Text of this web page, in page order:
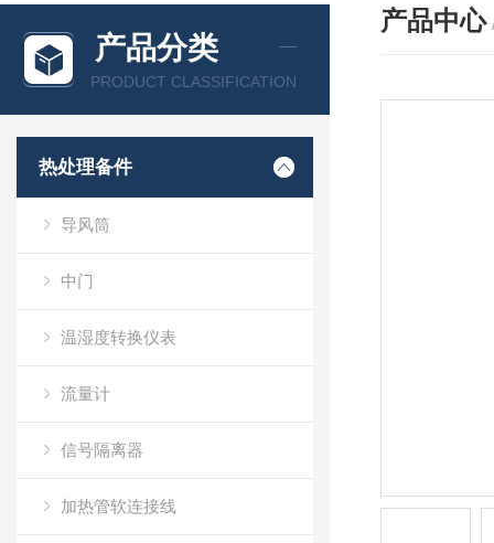
产品分类
PRODUCT CLASSIFICATION
热处理备件
导风筒
中门
温湿度转换仪表
流量计
信号隔离器
加热管软连接线
产品中心